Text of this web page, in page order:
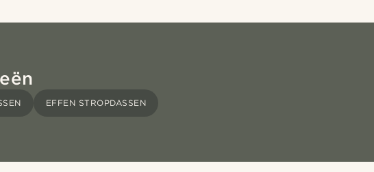
EFFEN STROPDASSEN